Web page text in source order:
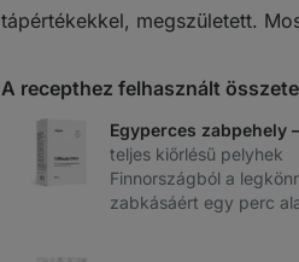
tápértékekkel, megszületett.
A recepthez felhasznált
Egyperces zabpehely
teljes kiőrlésű pelyhek
Finnországból a
zabkásáért egy perc